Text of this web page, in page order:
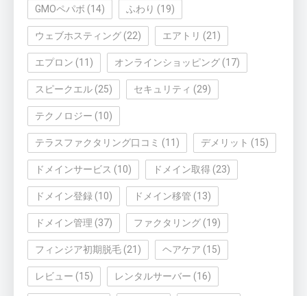
GMOペパボ (14) ふわり (19)
ウェブホスティング (22) エアトリ (21)
エプロン (11) オンラインショッピング (17)
スピークエル (25) セキュリティ (29)
テクノロジー (10)
テラスファクタリング口コミ (11) デメリット (15)
ドメインサービス (10) ドメイン取得 (23)
ドメイン登録 (10) ドメイン移管 (13)
ドメイン管理 (37) ファクタリング (19)
フィンジア初期脱毛 (21) ヘアケア (15)
レビュー (15) レンタルサーバー (16)